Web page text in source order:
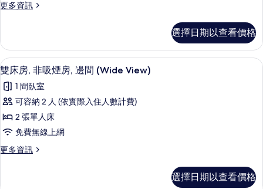
吸
房
(Moderate)
的
所
有
相
片
更多資訊
更
房,
非
吸
房
(Moderate)
詳
情
選擇日期以查看價格
顯
示
雙
床
房,
非
吸
房,
雙床房, 非吸煙房, 邊間 (Wide View)
8
雙床房, 非吸煙房, 邊間 (Wide View)
1 間臥室
可容納 2 人 (依實際入住人數計費)
2 張單人床
免費無線上網
更多資訊
更
選擇日期以查看價格